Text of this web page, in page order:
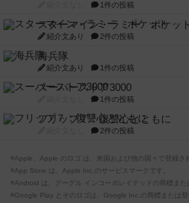
1件の投稿
スターマイン・ラミー ポケット
紹介文あり 2件の投稿
海兵隊
紹介文あり 1件の投稿
スーパーストア3000
1件の投稿
フリップ７：復讐心とともに
2件の投稿
※Apple、Apple のロゴ は、米国および他の国々で登録さ
※App Store は、Apple Inc.のサービスマークです。
※Android は、グーグル インコーポレイテッドの商標また
※Google Play とそのロゴは、Google Inc.の商標または登